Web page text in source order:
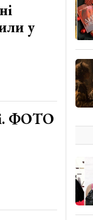
у
ФОТО